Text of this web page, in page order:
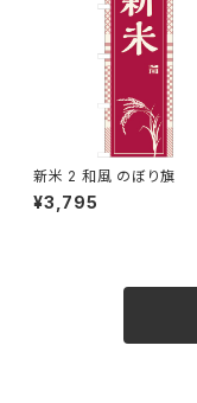
新米 2 和風 のぼり旗
¥3,795